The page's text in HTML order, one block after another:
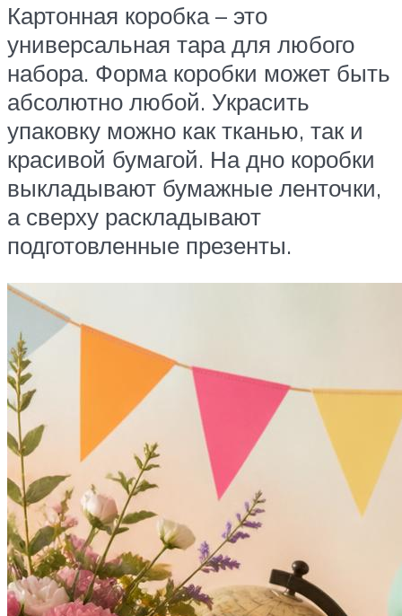
Картонная коробка – это
универсальная тара для любого
набора. Форма коробки может быть
абсолютно любой. Украсить
упаковку можно как тканью, так и
красивой бумагой. На дно коробки
выкладывают бумажные ленточки,
а сверху раскладывают
подготовленные презенты.